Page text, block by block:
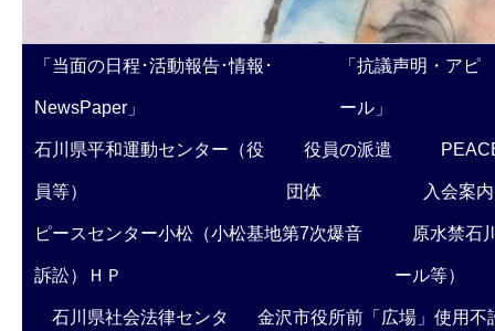
「当面の日程･活動報告･情報･
NewsPaper」
「抗議声明・アピ
ール」
石川県平和運動センター（役
員等）
役員の派遣
団体 入会案内
ピースセンター小松（小松基地第7次爆音
訴訟）ＨＰ
原水禁石
ール等）
石川県社会法律センタ 金沢市役所前「広場」使用不